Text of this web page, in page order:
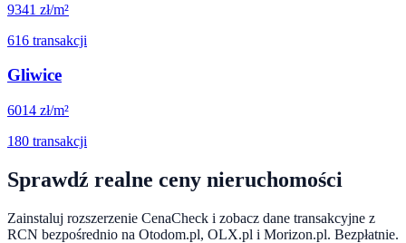
9341 zł/m²
616 transakcji
Gliwice
6014 zł/m²
180 transakcji
Sprawdź realne ceny nieruchomości
Zainstaluj rozszerzenie CenaCheck i zobacz dane transakcyjne z
RCN bezpośrednio na Otodom.pl, OLX.pl i Morizon.pl. Bezpłatnie.